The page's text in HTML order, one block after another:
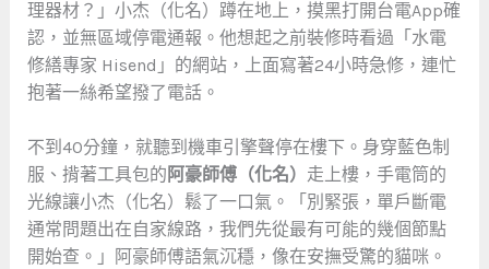
理器材？」小杰（化名）蹲在地上，摸黑打開台電App確
認，並無區域停電通報。他想起之前裝修時看過「水電
修繕專家 Hisend」的網站，上面寫著24小時急修，連忙
抱著一絲希望撥了電話。
不到40分鐘，就聽到機車引擎聲停在樓下。身穿藍色制
服、揹著工具包的 阿豪師傅（化名） 走上樓，手電筒的
光線讓小杰（化名）鬆了一口氣。「別緊張，單戶斷電
通常問題出在自家線路，我們先從最有可能的幾個節點
開始查。」阿豪師傅語氣沉穩，像在安撫受驚的貓咪。